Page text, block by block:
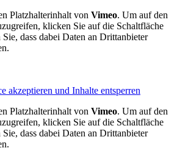
Platzhalterinhalt von Vimeo. Um auf den
klicken Sie auf die Schaltfläche
dass dabei Daten an Drittanbieter
akzeptieren und Inhalte entsperren
Platzhalterinhalt von Vimeo. Um auf den
klicken Sie auf die Schaltfläche
dass dabei Daten an Drittanbieter